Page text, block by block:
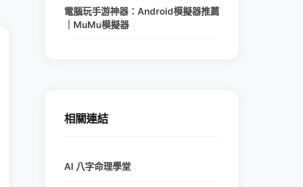
電腦玩手游神器：Android模擬器推薦
｜MuMu模擬器
相關連結
AI 八字命理學堂